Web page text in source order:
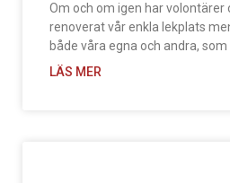
Om och om igen har volontärer
renoverat vår enkla lekplats
både våra egna och andra, som
LÄS MER